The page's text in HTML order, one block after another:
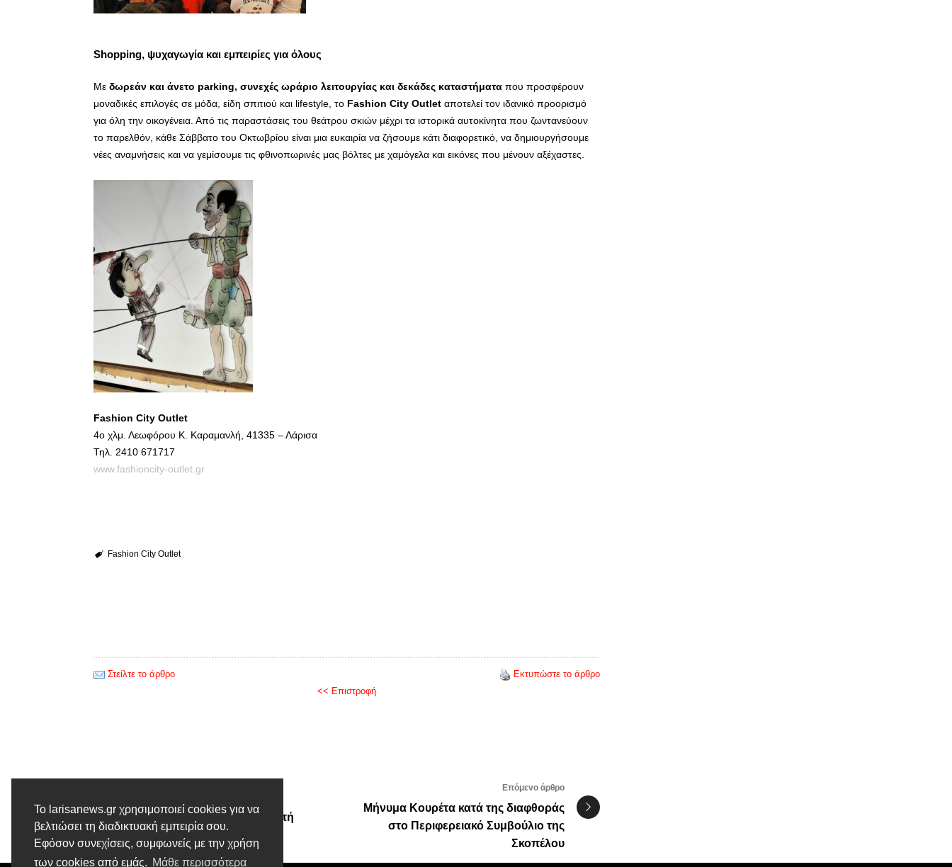
Το larisanews.gr χρησιμοποιεί cookies για να
βελτιώσει τη διαδικτυακή εμπειρία σου.
Εφόσον συνεχίσεις, συμφωνείς με την χρήση
των cookies από εμάς. Μάθε περισσότερα
Shopping, ψυχαγωγία και εμπειρίες για όλους
Με δωρεάν και άνετο parking, συνεχές ωράριο λειτουργίας και δεκάδες καταστήματα που προσφέρουν
μοναδικές επιλογές σε μόδα, είδη σπιτιού και lifestyle, το Fashion City Outlet αποτελεί τον ιδανικό προορισμό
για όλη την οικογένεια. Από τις παραστάσεις του θεάτρου σκιών μέχρι τα ιστορικά αυτοκίνητα που ζωντανεύουν
το παρελθόν, κάθε Σάββατο του Οκτωβρίου είναι μια ευκαιρία να ζήσουμε κάτι διαφορετικό, να δημιουργήσουμε
νέες αναμνήσεις και να γεμίσουμε τις φθινοπωρινές μας βόλτες με χαμόγελα και εικόνες που μένουν αξέχαστες.
Fashion City Outlet
4ο χλμ. Λεωφόρου Κ. Καραμανλή, 41335 – Λάρισα
Τηλ. 2410 671717
www.fashioncity-outlet.gr
Fashion City Outlet
Στείλτε το άρθρο
Εκτυπώστε το άρθρο
<< Επιστροφή
Σύλληψη ημεδαπού για κλοπή
ηλεκτρικής ενέργειας
Επόμενο άρθρο
Μήνυμα Κουρέτα κατά της διαφθοράς
στο Περιφερειακό Συμβούλιο της
Σκοπέλου